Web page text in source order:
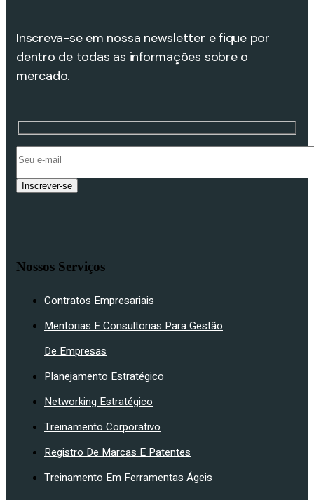
Inscreva-se em nossa newsletter e fique por
dentro de todas as informações sobre o
mercado.
Inscrever-se
Nossos Serviços
Contratos Empresariais
Mentorias E Consultorias Para Gestão
De Empresas
Planejamento Estratégico
Networking Estratégico
Treinamento Corporativo
Registro De Marcas E Patentes
Treinamento Em Ferramentas Ágeis